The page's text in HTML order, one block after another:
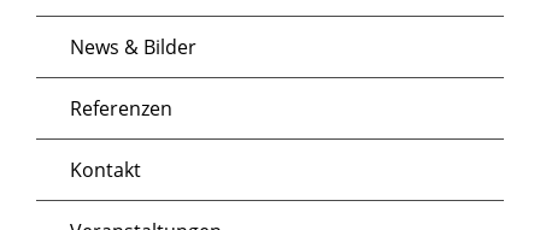
News & Bilder
Referenzen
Kontakt